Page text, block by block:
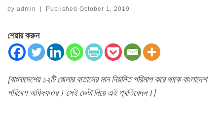
by admin | Published October 1, 2019
শেয়ার করুন
[বাংলাদেশের ১২টি জেলার বাতাসের মান নিয়মিত পরিমাপ করে থাকে বাংলাদেশ
পরিবেশ অধিদফতর। সেই ডেটা নিয়ে এই প্রতিবেদন।]